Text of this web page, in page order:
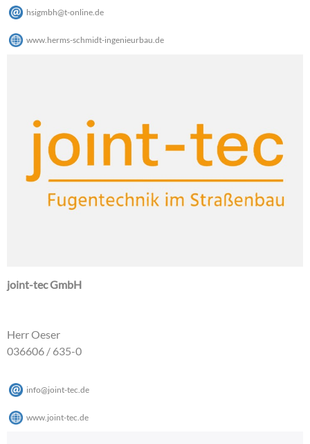
hsigmbh@t-online de
www.herms-schmidt-ingenieurbau.de
joint-tec GmbH
Herr Oeser
036606 / 635-0
info@joint-tec.de
www.joint-tec.de